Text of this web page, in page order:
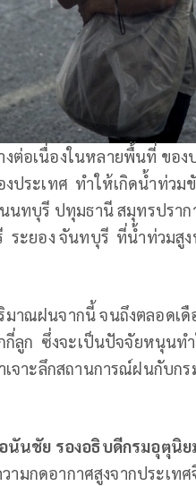
ต่อเนื่องในหลายพื้นที่ ของ
ประเทศ ทำให้เกิดน้ำท่ว
ทบุรี ปทุมธานี สมุทรปรา
ระยอง จันทบุรี ที่น้ำท่วมสู
าณฝนจากนี้ จนถึงตลอดเ
กี่ลูก ซึ่งจะเป็นปัจจัยหนุน
เจาะลึกสถานการณ์ฝนกับ
นันชัย รองอธิบดีกรมอุตุนิย
ามกดอากาศสูงจากประเ